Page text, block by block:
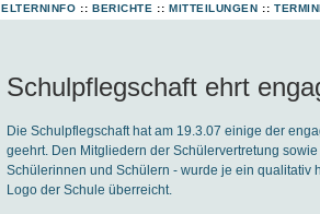
ELTERNINFO :: BERICHTE :: MITTEILUNGEN ::
Schulpflegschaft ehrt
Die Schulpflegschaft hat am 19.3.07 einige der
geehrt. Den Mitgliedern der Schülervertretung
Schülerinnen und Schülern - wurde je ein qualitativ
Logo der Schule überreicht.